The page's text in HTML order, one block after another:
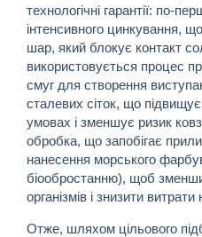
технологічні гарантії: по-
інтенсивного цинкування,
шар, який блокує контакт
використовується процес
смуг для створення
сталевих сіток, що
умовах і зменшує ризик
обробка, що запобігає
нанесення морського
біообростанню), щоб
організмів і знизити
Отже, шляхом цільового